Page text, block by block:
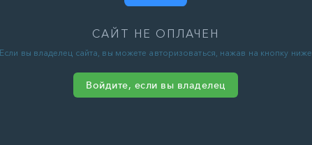
САЙТ НЕ ОПЛАЧЕН
Если вы владелец сайта, вы можете авторизоваться, нажав на кнопку ниже
Войдите, если вы владелец